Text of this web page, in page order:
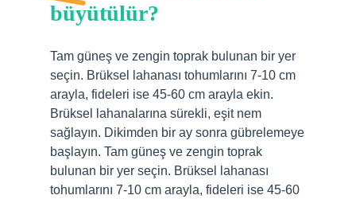
büyütülür?
Tam güneş ve zengin toprak bulunan bir yer
seçin. Brüksel lahanası tohumlarını 7-10 cm
arayla, fideleri ise 45-60 cm arayla ekin.
Brüksel lahanalarına sürekli, eşit nem
sağlayın. Dikimden bir ay sonra gübrelemeye
başlayın. Tam güneş ve zengin toprak
bulunan bir yer seçin. Brüksel lahanası
tohumlarını 7-10 cm arayla, fideleri ise 45-60